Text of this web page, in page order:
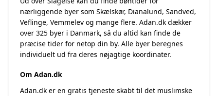
nærliggende byer som Skælskør, Dianalund, Sandved,
Veflinge, Vemmelev og mange flere. Adan.dk dækker
over 325 byer i Danmark, så du altid kan finde de
præcise tider for netop din by. Alle byer beregnes
individuelt ud fra deres nøjagtige koordinater.
Om Adan.dk
Adan.dk er en gratis tjeneste skabt til det muslimske